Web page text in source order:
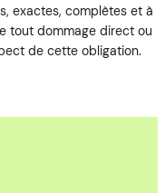
exactes, complètes et à
tout dommage direct ou
de cette obligation.